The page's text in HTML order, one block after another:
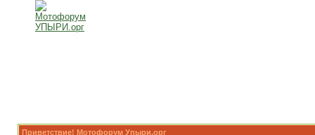
Приветствие! Мотофорум Упыри.орг